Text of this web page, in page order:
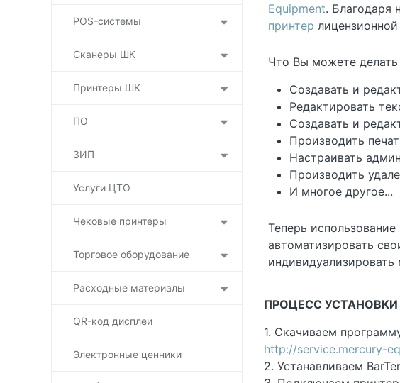
Equipment. Благодаря
принтер
Что Вы можете
Создавать и
Редактировать
Создавать и
Производить
Настраивать
Производить
И многое другое...
Теперь использование
автоматизировать
ПРОЦЕСС УСТАНОВКИ
1. Скачиваем
http://service.mercury-
2. Устанавливаем
POS-системы
Сканеры ШК
Принтеры ШК
ПО
ЗИП
Услуги ЦТО
Чековые принтеры
Торговое оборудование
Расходные материалы
QR-код дисплеи
Электронные ценники